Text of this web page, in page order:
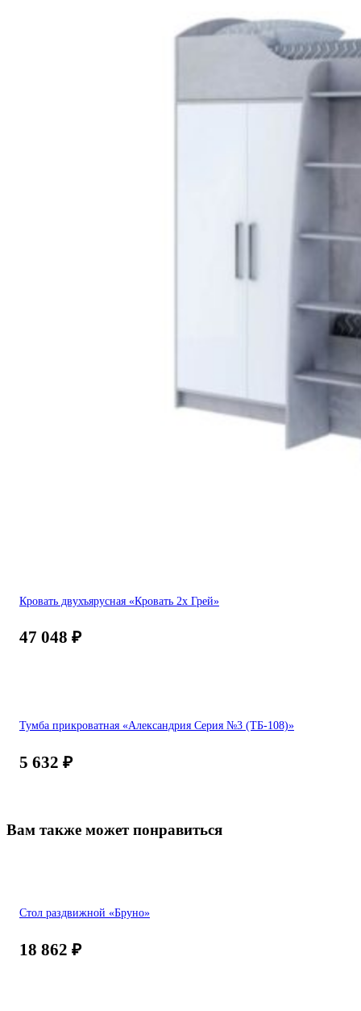
Кровать двухъярусная «Кровать 2х Грей»
47 048 ₽
Тумба прикроватная «Александрия Серия №3 (ТБ-108)»
5 632 ₽
Вам также может понравиться
Стол раздвижной «Бруно»
18 862 ₽